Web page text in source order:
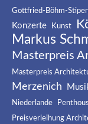
Gottfried-Böhm-
Konzerte
Kunst
Markus
Masterpreis
Masterpreis
Merzenich
Niederlande
Preisverleihung